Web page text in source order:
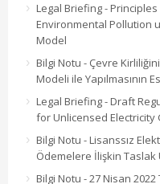
Legal Briefing -
Environmental Pollution
Model
Bilgi Notu - Çevre
Modeli ile Yapılmasının
Legal Briefing - Draft
for Unlicensed Electricity
Bilgi Notu - Lisanssız
Ödemelere İlişkin Taslak
Bilgi Notu - 27 Nisan